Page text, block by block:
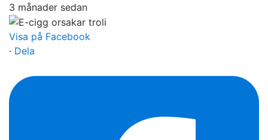
3 månader sedan
Visa på Facebook
· Dela